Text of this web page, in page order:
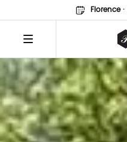
Florence·